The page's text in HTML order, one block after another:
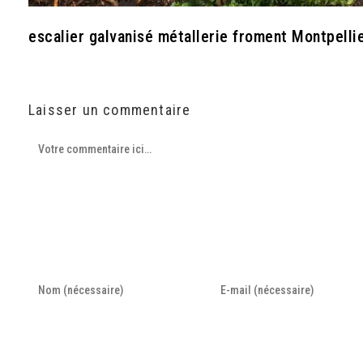
escalier galvanisé métallerie froment
Laisser un commentaire